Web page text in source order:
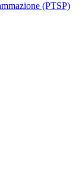
(PTSP)